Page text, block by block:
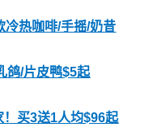
冷热咖啡/手摇/奶昔
鸽/片皮鸭$5起
买3送1人均$96起